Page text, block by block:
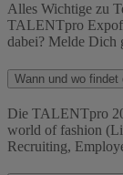
Alles Wichtige zu
TALENTpro
dabei? Melde Dich
Wann und wo
Die TALENTpro
world of fashion
Recruiting,